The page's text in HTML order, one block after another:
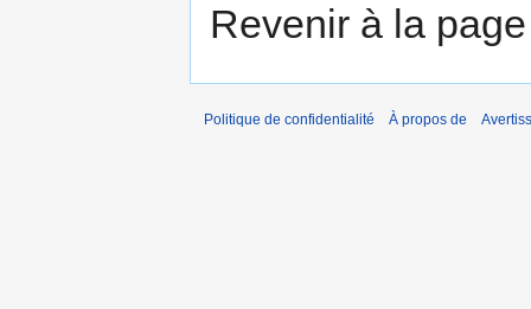
Revenir à la
Politique de confidentialité À propos de